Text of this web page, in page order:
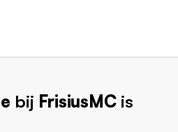
bij FrisiusMC is